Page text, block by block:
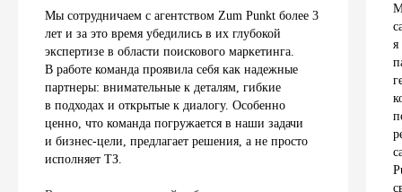
Мы сотрудничаем с агентством Zum Punkt более 3
лет и за это время убедились в их глубокой
экспертизе в области поискового маркетинга.
В работе команда проявила себя как надежные
партнеры: внимательные к деталям, гибкие
в подходах и открытые к диалогу. Особенно
ценно, что команда погружается в наши задачи
и бизнес-цели, предлагает решения, а не просто
исполняет ТЗ.
я